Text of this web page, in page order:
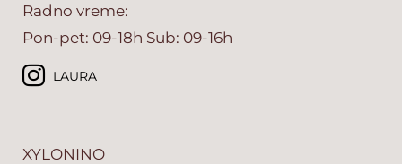
Radno vreme:
Pon-pet: 09-18h Sub: 09-16h
LAURA
XYLONINO